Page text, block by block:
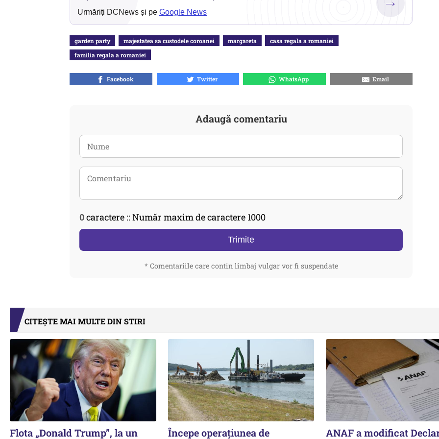
Urmăriți DCNews și pe Google News
garden party majestatea sa custodele coroanei margareta
casa regala a romaniei
familia regala a romaniei
Facebook Twitter WhatsApp Email
Adaugă comentariu
0caractere :: Număr maxim de caractere 1000
Trimite
* Comentariile care contin limbaj vulgar vor fi suspendate
CITEȘTE MAI MULTE DIN STIRI
Flota „Donald Trump”, la un
Începe operațiunea de
ANAF a modificat